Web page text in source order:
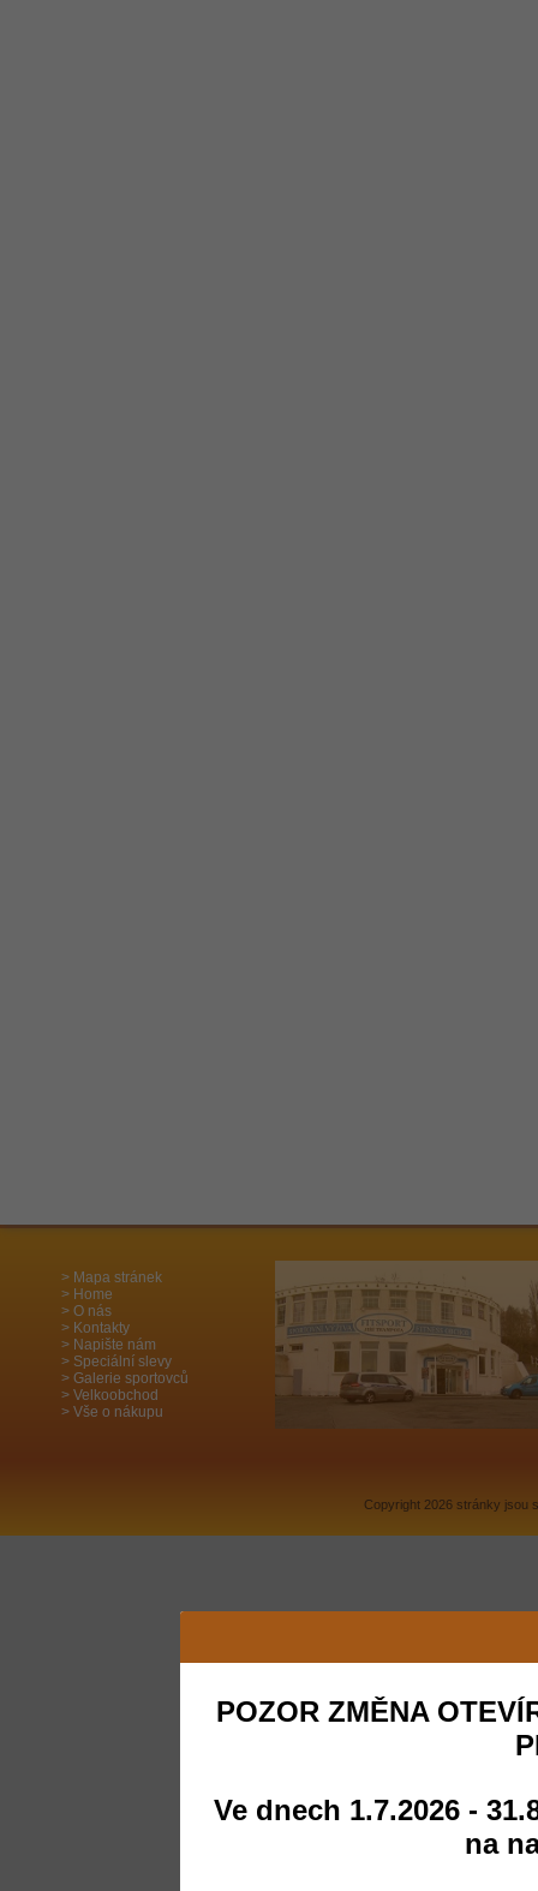
Mapa stránek
Home
O nás
Kontakty
Napište nám
Speciální slevy
Galerie sportovců
Velkoobchod
Vše o nákupu
POZOR ZMĚNA
Ve dnech 1.7.2026 -
na
Copyright 2026 stránky jsou